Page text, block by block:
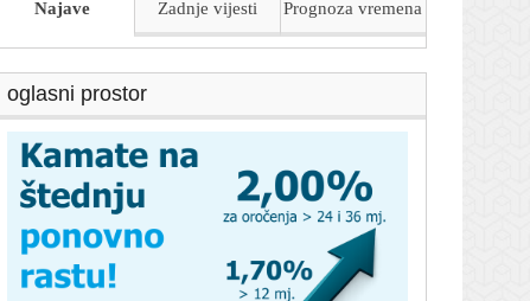
Najave Zadnje vijesti Prognoza vremena
oglasni prostor